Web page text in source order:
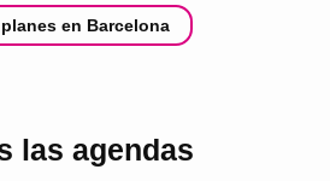
en Barcelona
las agendas